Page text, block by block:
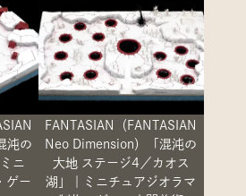
沌の
ニ
ゲー
FANTASIAN（FANTASIAN
Neo Dimension）「混沌の
大地 ステージ4／カオス
湖」｜ミニチュアジオラマ